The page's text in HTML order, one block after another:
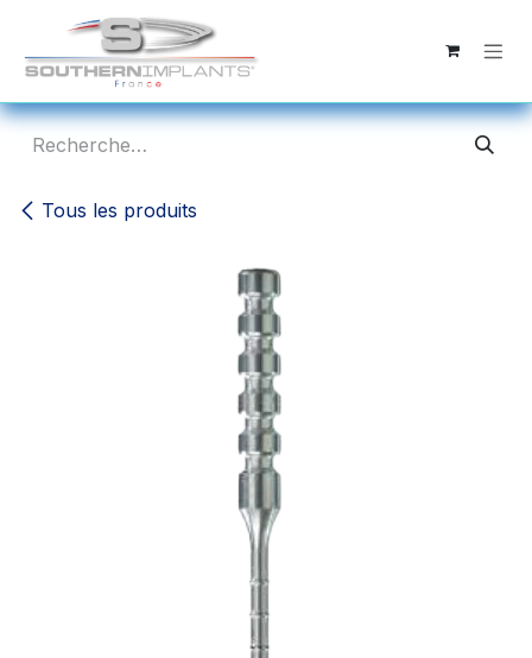
Se rendre au contenu
Tous les produits